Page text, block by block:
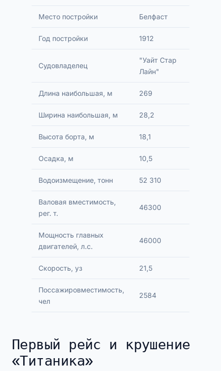
Место постройки Белфаст
Год постройки 1912
Судовладелец
"Уайт Стар
Лайн"
Длина наибольшая, м 269
Ширина наибольшая, м 28,2
Высота борта, м 18,1
Осадка, м 10,5
Водоизмещение, тонн 52 310
Валовая вместимость,
рег. т.
46300
Мощность главных
двигателей, л.с.
46000
Скорость, уз 21,5
Поссажировместимость,
чел
2584
Первый рейс и крушение
«Титаника»